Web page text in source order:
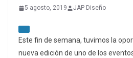
5 agosto, 2019 JAP Diseño
Este fin de semana, tuvimos la
nueva edición de uno de los